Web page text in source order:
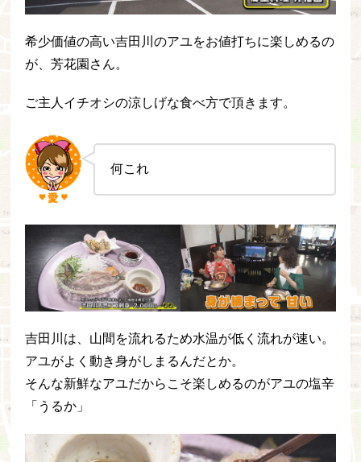
希少価値の高い吉田川のアユをお値打ちに楽しめるの
が、芳花園さん。
ご主人イチオシの涼しげな食べ方で頂きます。
何これ
吉田川は、山間を流れるため水温が低く流れが速い。
アユがよく動き身がしまるんだとか。
そんな新鮮なアユだからこそ楽しめるのがアユの塩辛
「うるか」